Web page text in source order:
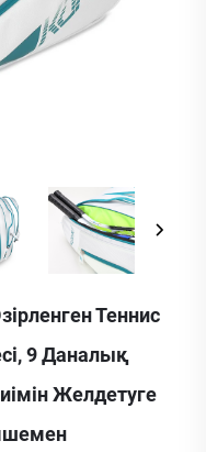
Теннис
9 Даналық
Желдетуге